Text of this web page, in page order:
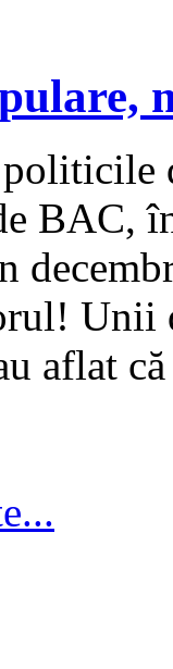
BAC,
Unii
aflat